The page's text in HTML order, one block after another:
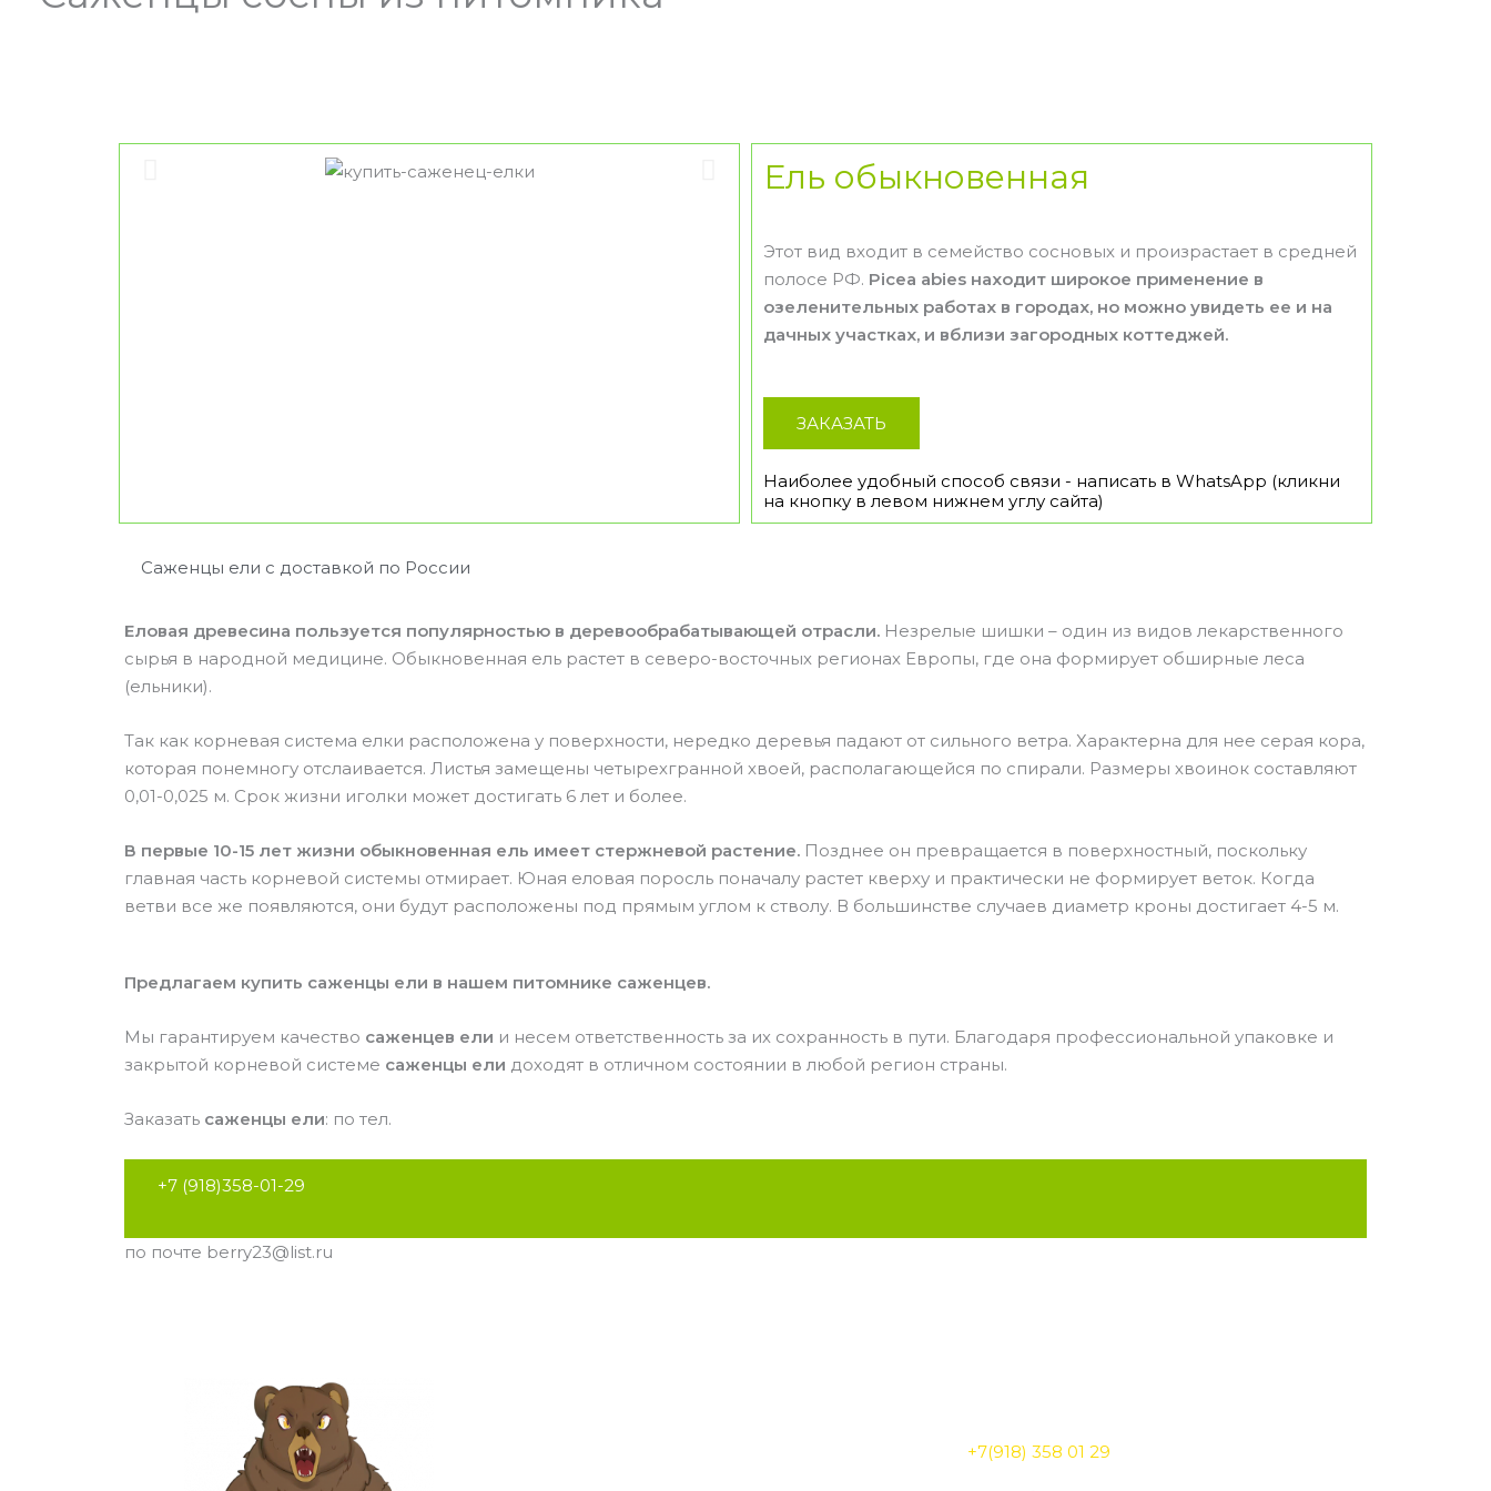
Ель обыкновенная
Этот вид входит в семейство сосновых и произрастает в средней
полосе РФ. Picea abies находит широкое применение в
озеленительных работах в городах, но можно увидеть ее и на
дачных участках, и вблизи загородных коттеджей.
ЗАКАЗАТЬ
Наиболее удобный способ связи - написать в WhatsApp (кликни
на кнопку в левом нижнем углу сайта)
Саженцы ели с доставкой по России
Еловая древесина пользуется популярностью в деревообрабатывающей отрасли. Незрелые шишки – один из видов лекарственного
сырья в народной медицине. Обыкновенная ель растет в северо-восточных регионах Европы, где она формирует обширные леса
(ельники).
Так как корневая система елки расположена у поверхности, нередко деревья падают от сильного ветра. Характерна для нее серая кора,
которая понемногу отслаивается. Листья замещены четырехгранной хвоей, располагающейся по спирали. Размеры хвоинок составляют
0,01-0,025 м. Срок жизни иголки может достигать 6 лет и более.
В первые 10-15 лет жизни обыкновенная ель имеет стержневой растение. Позднее он превращается в поверхностный, поскольку
главная часть корневой системы отмирает. Юная еловая поросль поначалу растет кверху и практически не формирует веток. Когда
ветви все же появляются, они будут расположены под прямым углом к стволу. В большинстве случаев диаметр кроны достигает 4-5 м.
Предлагаем купить саженцы ели в нашем питомнике саженцев.
Мы гарантируем качество саженцев ели и несем ответственность за их сохранность в пути. Благодаря профессиональной упаковке и
закрытой корневой системе саженцы ели доходят в отличном состоянии в любой регион страны.
Заказать саженцы ели: по тел.
+7 (918)358-01-29
по почте berry23@list.ru
+7(918) 358 01 29